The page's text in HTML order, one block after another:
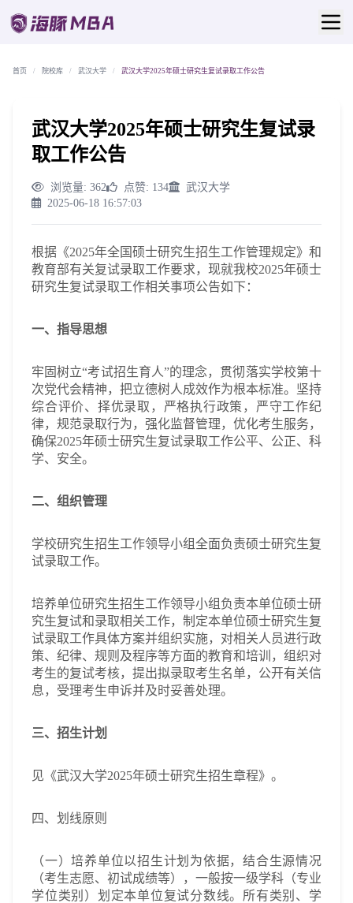
首页 / 院校库 / 武汉大学 / 武汉大学2025年硕士研究生复试录取工作公告
武汉大学2025年硕士研究生复试录
取工作公告
浏览量: 362 点赞: 134
武汉大学
2025-06-18 16:57:03
根据《2025年全国硕士研究生招生工作管理规定》和
教育部有关复试录取工作要求，现就我校2025年硕士
研究生复试录取工作相关事项公告如下：
一、指导思想
牢固树立“考试招生育人”的理念，贯彻落实学校第十
次党代会精神，把立德树人成效作为根本标准。坚持
综合评价、择优录取，严格执行政策，严守工作纪
律，规范录取行为，强化监督管理，优化考生服务，
确保2025年硕士研究生复试录取工作公平、公正、科
学、安全。
二、组织管理
学校研究生招生工作领导小组全面负责硕士研究生复
试录取工作。
培养单位研究生招生工作领导小组负责本单位硕士研
究生复试和录取相关工作，制定本单位硕士研究生复
试录取工作具体方案并组织实施，对相关人员进行政
策、纪律、规则及程序等方面的教育和培训，组织对
考生的复试考核，提出拟录取考生名单，公开有关信
息，受理考生申诉并及时妥善处理。
三、招生计划
见《武汉大学2025年硕士研究生招生章程》。
四、划线原则
（一）培养单位以招生计划为依据，结合生源情况
（考生志愿、初试成绩等），一般按一级学科（专业
学位类别）划定本单位复试分数线。所有类别、学